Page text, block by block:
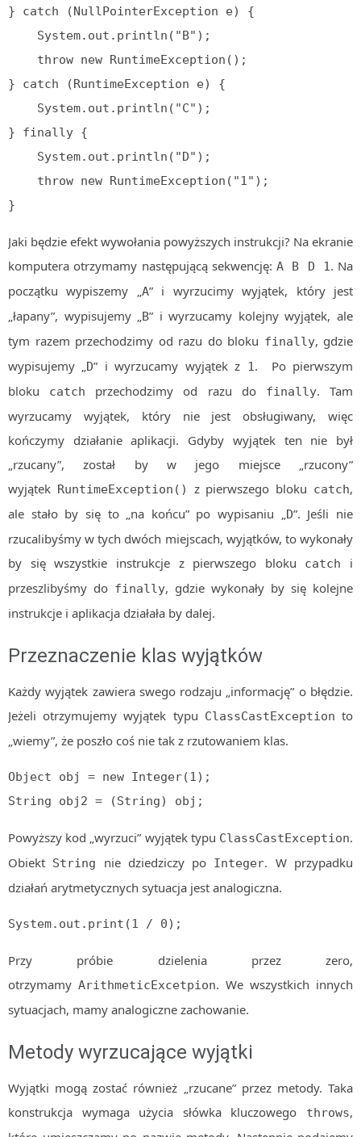
} catch (NullPointerException e) {
} catch (RuntimeException e) {
} finally {
}
Jaki będzie efekt wywołania powyższych instrukcji? Na ekranie
komputera otrzymamy następującą sekwencję: A B D 1. Na
początku wypiszemy „ A” i wyrzucimy wyjątek, który jest
„łapany”, wypisujemy „
B” i wyrzucamy kolejny wyjątek, ale
tym razem przechodzimy od razu do bloku finally, gdzie
wypisujemy „ D” i wyrzucamy wyjątek z 1. Po pierwszym
bloku
catch przechodzimy od razu do finally. Tam
wyrzucamy wyjątek, który nie jest obsługiwany, więc
kończymy działanie aplikacji. Gdyby wyjątek ten nie był
„rzucany”, został by w jego miejsce „rzucony”
wyjątek RuntimeException() z pierwszego bloku catch,
ale stało by się to „na końcu” po wypisaniu „ D”. Jeśli nie
rzucalibyśmy w tych dwóch miejscach, wyjątków, to wykonały
by się wszystkie instrukcje z pierwszego bloku catch
i
przeszlibyśmy do finally, gdzie wykonały by się kolejne
instrukcje i aplikacja działała by dalej.
Przeznaczenie klas wyjątków
Każdy wyjątek zawiera swego rodzaju „informację” o błędzie.
Jeżeli otrzymujemy wyjątek typu ClassCastException to
„wiemy”, że poszło coś nie tak z rzutowaniem klas.
Object obj = new Integer(1);
String obj2 = (String) obj;
Powyższy kod „wyrzuci” wyjątek typu ClassCastException.
Obiekt String nie dziedziczy po Integer. W przypadku
działań arytmetycznych sytuacja jest analogiczna.
System.out.print(1 / 0);
Przy próbie dzielenia przez zero,
otrzymamy ArithmeticExcetpion. We wszystkich innych
sytuacjach, mamy analogiczne zachowanie.
Metody wyrzucające wyjątki
Wyjątki mogą zostać również „rzucane” przez metody. Taka
konstrukcja wymaga użycia słówka kluczowego
throws,